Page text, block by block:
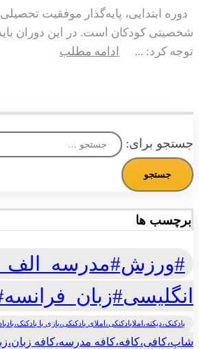
دوره ابتدایی، پایه‌گذار موفقیت
شخصیتی کودکان است. در این دوران
توجه کرد: ...
ادامه مطلب
جستجو برای:
برچسب ها
بادکنک،دیکته،املابادکنکی،املای بادکنکی،بازی با
شاپ،کافی،کافه،کافه مدرسه،کافه